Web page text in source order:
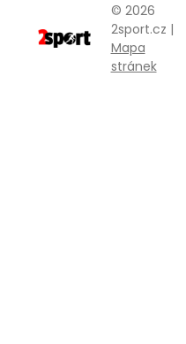
© 2026
2sport.cz |
Mapa
stránek